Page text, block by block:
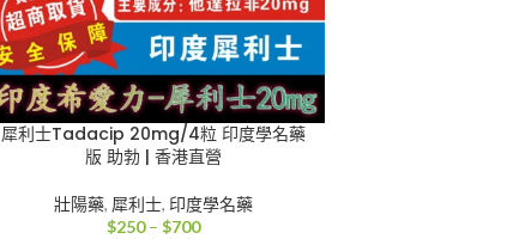
犀利士Tadacip 20mg/4粒 印度學名藥
版 助勃 | 香港直營
壯陽藥, 犀利士, 印度學名藥
$250 – $700價